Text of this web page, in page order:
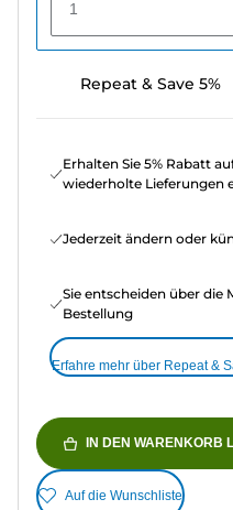
1
Repeat & Save 5%
Erhalten Sie 5% Rabatt
wiederholte Lieferungen
Jederzeit ändern oder
Sie entscheiden über die
Bestellung
Erfahre mehr über Repeat &
IN DEN WARENKORB
Auf die Wunschliste